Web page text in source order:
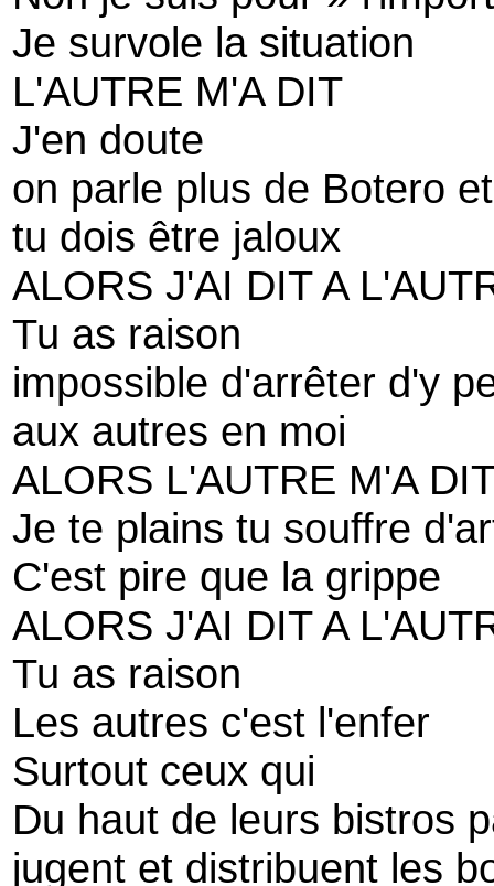
Je survole la situation
L'AUTRE M'A DIT
J'en doute
on parle plus de Botero
tu dois être jaloux
ALORS J'AI DIT A
Tu as raison
impossible d'arrêter d'y
aux autres en moi
ALORS L'AUTRE M'A
Je te plains tu souffre
C'est pire que la grippe
ALORS J'AI DIT A
Tu as raison
Les autres c'est l'enfer
Surtout ceux qui
Du haut de leurs bistros
jugent et distribuent les